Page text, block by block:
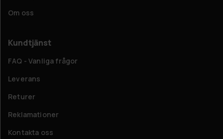
Om oss
Kundtjänst
FAQ - Vanliga frågor
Leverans
Returer
Reklamationer
Kontakta oss